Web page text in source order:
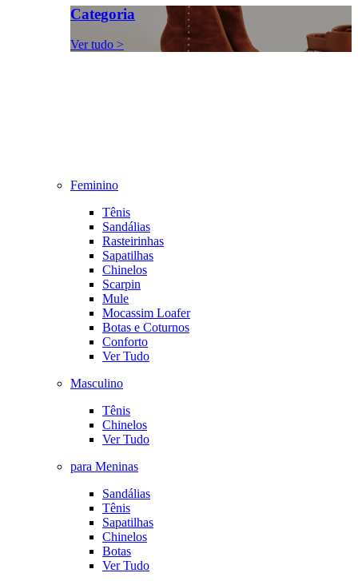
Categoria
Ver tudo >
Feminino
Tênis
Sandálias
Rasteirinhas
Sapatilhas
Chinelos
Scarpin
Mule
Mocassim Loafer
Botas e Coturnos
Conforto
Ver Tudo
Masculino
Tênis
Chinelos
Ver Tudo
para Meninas
Sandálias
Tênis
Sapatilhas
Chinelos
Botas
Ver Tudo